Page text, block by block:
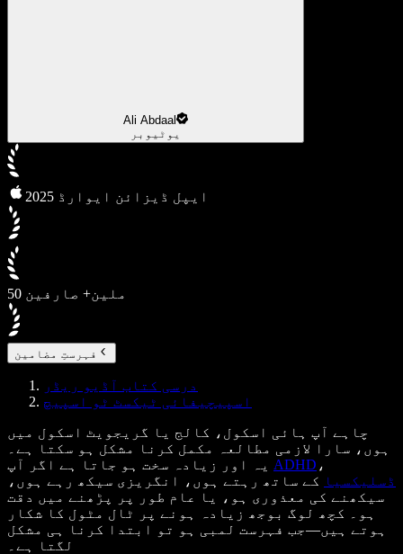
Ali Abdaal
یوٹیوبر
2025 ایپل ڈیزائن ایوارڈ
50 ملین+ صارفین
فہرستِ مضامین
درسی کتاب آڈیو ریڈر
اسپیچیفائی ٹیکسٹ ٹو اسپیچ
چاہے آپ ہائی اسکول، کالج یا گریجویٹ اسکول میں
ہوں، سارا لازمی مطالعہ مکمل کرنا مشکل ہو سکتا ہے۔
ADHD ،
ڈسلیکسیا کے ساتھ رہتے ہوں، انگریزی سیکھ رہے ہوں،
سیکھنے کی معذوری ہو، یا عام طور پر پڑھنے میں دقت
ہو۔ کچھ لوگ بوجھ زیادہ ہونے پر ٹال مٹول کا شکار
ہوتے ہیں—جب فہرست لمبی ہو تو ابتدا کرنا ہی مشکل
لگتا ہے۔